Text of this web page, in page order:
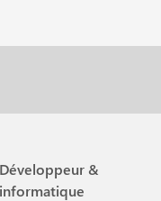
Développeur &
informatique